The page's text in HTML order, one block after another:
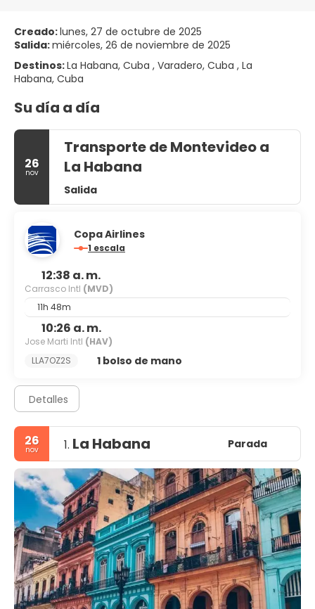
Creado:lunes, 27 de octubre de 2025
Salida:miércoles, 26 de noviembre de 2025
Destinos:La Habana, Cuba , Varadero, Cuba , La
Habana, Cuba
Su día a día
26
nov
Transporte de Montevideo a
La Habana
Salida
Copa Airlines
1 escala
12:38 a. m.
Carrasco Intl (MVD)
11h 48m
10:26 a. m.
Jose Marti Intl (HAV)
LLA7OZ2S
1 bolso de mano
Detalles
26
nov 1. La Habana Parada